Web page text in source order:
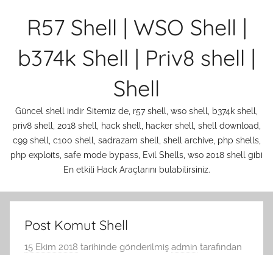
R57 Shell | WSO Shell |
b374k Shell | Priv8 shell |
Shell
Güncel shell indir Sitemiz de, r57 shell, wso shell, b374k shell,
priv8 shell, 2018 shell, hack shell, hacker shell, shell download,
c99 shell, c100 shell, sadrazam shell, shell archive, php shells,
php exploits, safe mode bypass, Evil Shells, wso 2018 shell gibi
En etkili Hack Araçlarını bulabilirsiniz.
Post Komut Shell
15 Ekim 2018 tarihinde gönderilmiş admin tarafından